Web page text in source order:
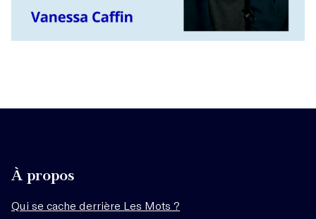
À propos
Qui se cache derrière Les Mots ?